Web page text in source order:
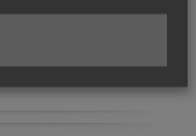
gelesen.*